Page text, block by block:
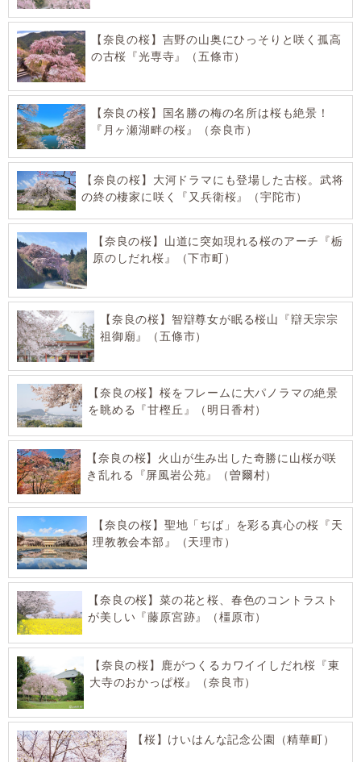
【奈良の桜】吉野の山奥にひっそりと咲く孤高
の古桜『光専寺』（五條市）
【奈良の桜】国名勝の梅の名所は桜も絶景！
『月ヶ瀬湖畔の桜』（奈良市）
【奈良の桜】大河ドラマにも登場した古桜。武将
の終の棲家に咲く『又兵衛桜』（宇陀市）
【奈良の桜】山道に突如現れる桜のアーチ『栃
原のしだれ桜』（下市町）
【奈良の桜】智辯尊女が眠る桜山『辯天宗宗
祖御廟』（五條市）
【奈良の桜】桜をフレームに大パノラマの絶景
を眺める『甘樫丘』（明日香村）
【奈良の桜】火山が生み出した奇勝に山桜が咲
き乱れる『屏風岩公苑』（曽爾村）
【奈良の桜】聖地「ぢば」を彩る真心の桜『天
理教教会本部』（天理市）
【奈良の桜】菜の花と桜、春色のコントラスト
が美しい『藤原宮跡』（橿原市）
【奈良の桜】鹿がつくるカワイイしだれ桜『東
大寺のおかっぱ桜』（奈良市）
【桜】けいはんな記念公園（精華町）